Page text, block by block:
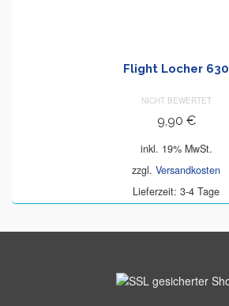
Flight Locher 630
NICHT BEWERTET
9,90 €
inkl. 19% MwSt.
zzgl. Versandkosten
Lieferzeit: 3-4 Tage